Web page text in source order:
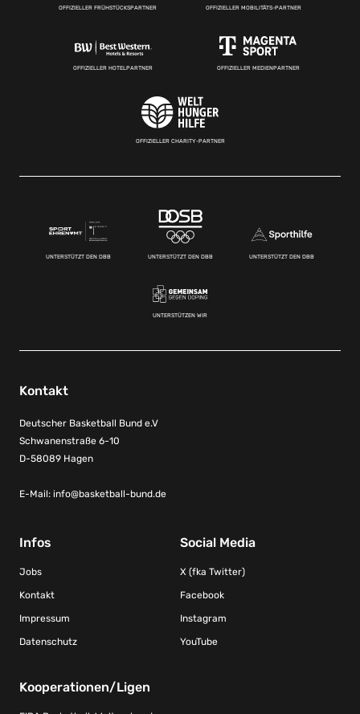
OFFIZIELLER FRÜHSTÜCKSPARTNER OFFIZIELLER MOBILITÄTS-PARTNER
OFFIZIELLER HOTELPARTNER OFFIZIELLER MEDIENPARTNER
OFFIZIELLER CHARITY-PARTNER
UNTERSTÜTZT DEN DBB UNTERSTÜTZT DEN DBB UNTERSTÜTZT DEN DBB
UNTERSTÜTZEN WIR
Kontakt
Deutscher Basketball Bund e.V
Schwanenstraße 6-10
D-58089 Hagen
E-Mail: info@basketball-bund.de
Infos
Jobs
Kontakt
Impressum
Datenschutz
Social Media
X (fka Twitter)
Facebook
Instagram
YouTube
Kooperationen/Ligen